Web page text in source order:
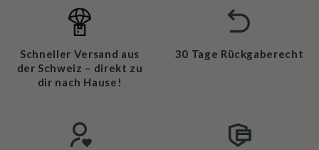
Schneller Versand aus
der Schweiz – direkt zu
dir nach Hause!
30 Tage Rückgaberecht